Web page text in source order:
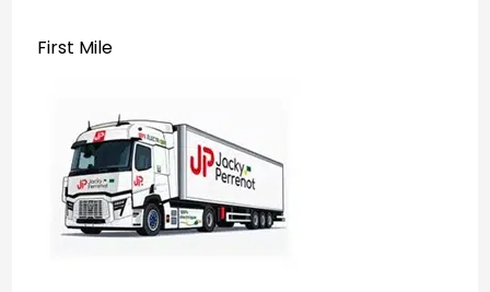
First Mile